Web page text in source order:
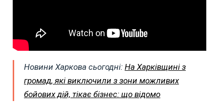
Новини Харкова сьогодні: На Харківщині з
громад, які виключили з зони можливих
бойових дій, тікає бізнес: що відомо